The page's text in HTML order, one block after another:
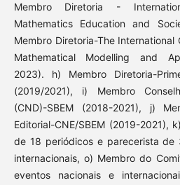
Membro Diretoria -
Mathematics Education and
Membro Diretoria-The
Mathematical Modelling and
2023). h) Membro Diretoria-
(2019/2021), i) Membro
(CND)-SBEM (2018-2021), j)
Editorial-CNE/SBEM (2019-2021),
de 18 periódicos e parecerista de
internacionais, o) Membro do
eventos nacionais e